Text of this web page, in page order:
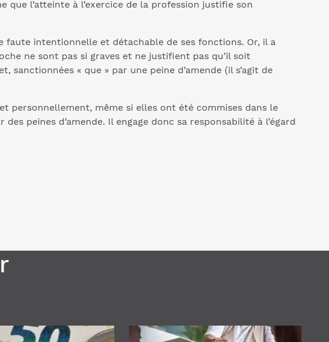
que l’atteinte à l’exercice de la profession justifie son
faute intentionnelle et détachable de ses fonctions. Or, il a
ne sont pas si graves et ne justifient pas qu’il soit
« que » par une peine d’amende (il s’agit de
personnellement, même si elles ont été commises dans le
peines d’amende. Il engage donc sa responsabilité à l’égard